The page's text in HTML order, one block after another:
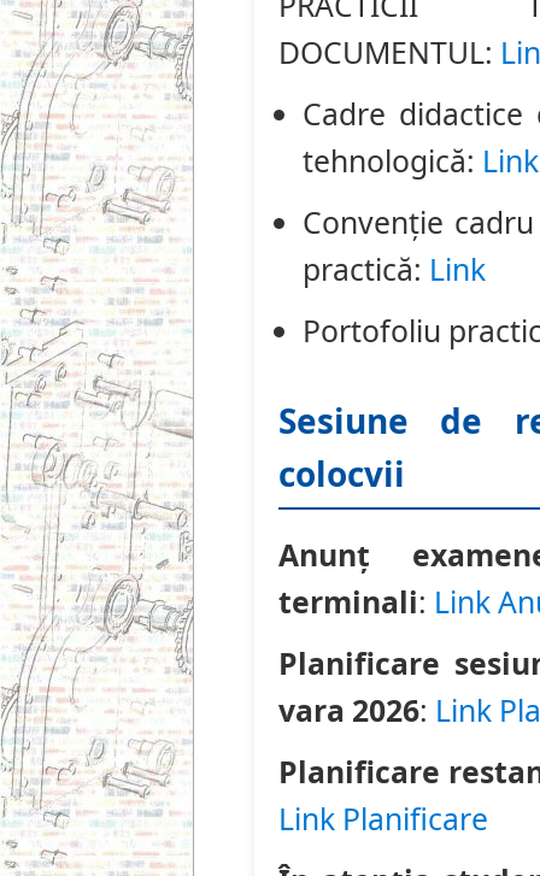
DOCUMENTUL:
Cadre
tehnologică: Link
Convenţie
practică: Link
Portofoliu
Sesiune de
colocvii
Anunț
terminali: Link
Planificare
vara 2026: Link
Planificare
Link Planificare